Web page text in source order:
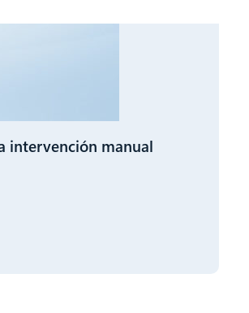
intervención manual